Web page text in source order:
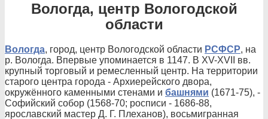
Вологда, центр Вологодской
области
Вологда, город, центр Вологодской области РСФСР, на
р. Вологда. Впервые упоминается в 1147. В XV-XVII вв.
крупный торговый и ремесленный центр. На территории
старого центра города - Архиерейского двора,
окружённого каменными стенами и башнями (1671-75), -
Софийский собор (1568-70; росписи - 1686-88,
ярославский мастер Д. Г. Плеханов), восьмигранная